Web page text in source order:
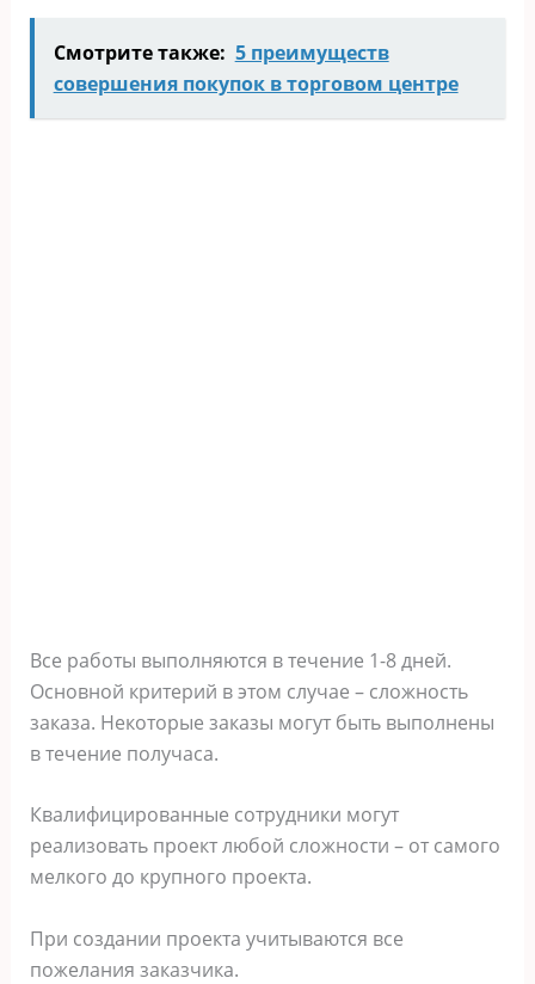
Смотрите также: 5 преимуществ
совершения покупок в торговом центре
Все работы выполняются в течение 1-8 дней.
Основной критерий в этом случае – сложность
заказа. Некоторые заказы могут быть выполнены
в течение получаса.
Квалифицированные сотрудники могут
реализовать проект любой сложности – от самого
мелкого до крупного проекта.
При создании проекта учитываются все
пожелания заказчика.